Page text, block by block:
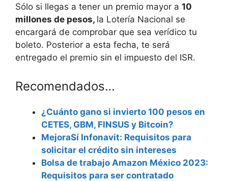
Sólo si llegas a tener un premio mayor a 10
millones de pesos, la Lotería Nacional se
encargará de comprobar que sea verídico tu
boleto. Posterior a esta fecha, te será
entregado el premio sin el impuesto del ISR.
Recomendados…
¿Cuánto gano si invierto 100 pesos en
CETES, GBM, FINSUS y Bitcoin?
MejoraSí Infonavit: Requisitos para
solicitar el crédito sin intereses
Bolsa de trabajo Amazon México 2023:
Requisitos para ser contratado